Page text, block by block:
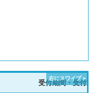
受付期間・受付